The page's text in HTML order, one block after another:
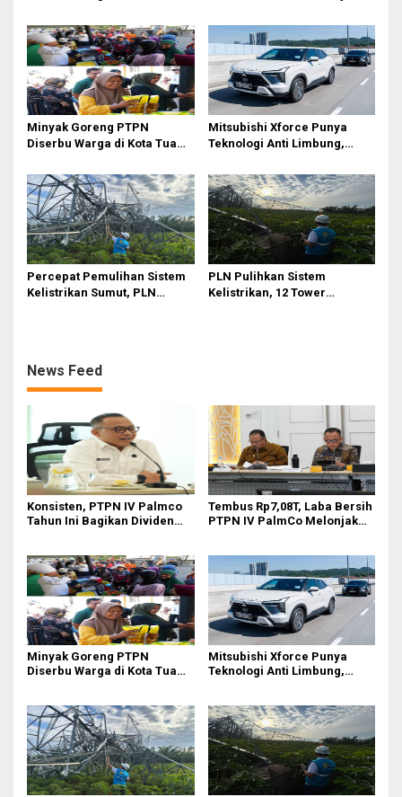
Ditopang Produksi dan
Efisiensi
Minyak Goreng PTPN
Diserbu Warga di Kota Tua
Mitsubishi Xforce Punya
Teknologi Anti Limbung,
Percepat Pemulihan Sistem
Kelistrikan Sumut, PLN
PLN Pulihkan Sistem
Kelistrikan, 12 Tower
News Feed
Konsisten, PTPN IV Palmco
Tahun Ini Bagikan Dividen
Tembus Rp7,08T, Laba Bersih
PTPN IV PalmCo Melonjak
Efisiensi
Minyak Goreng PTPN
Diserbu Warga di Kota Tua
Mitsubishi Xforce Punya
Teknologi Anti Limbung,